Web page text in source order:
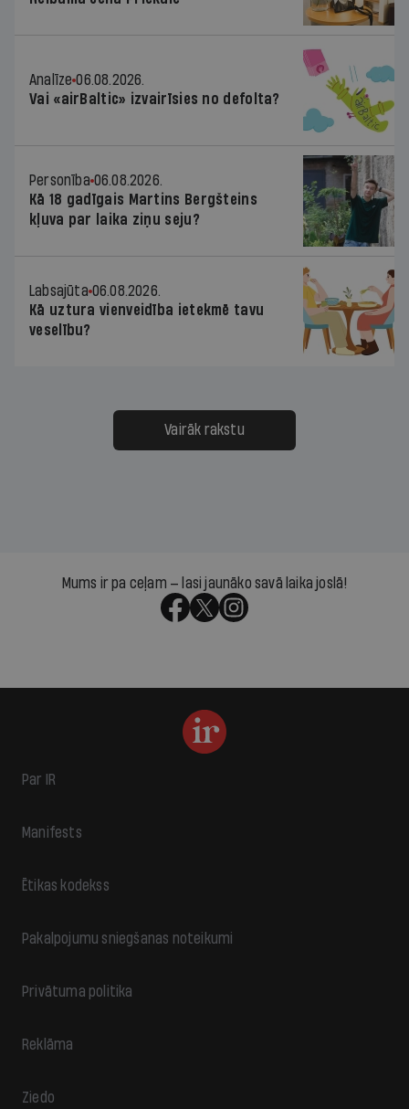
Analīze 06.08.2026.
Vai «airBaltic» izvairīsies no defolta?
Personība 06.08.2026.
Kā 18 gadīgais Martins Bergšteins
kļuva par laika ziņu seju?
Labsajūta 06.08.2026.
Kā uztura vienveidība ietekmē tavu
veselību?
Vairāk rakstu
Mums ir pa ceļam — lasi jaunāko savā laika joslā!
Par IR
Manifests
Ētikas kodekss
Pakalpojumu sniegšanas noteikumi
Privātuma politika
Reklāma
Ziedo